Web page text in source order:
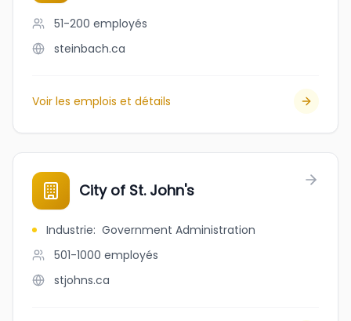
51-200 employés
steinbach.ca
Voir les emplois et détails
City of St. John's
Industrie: Government Administration
501-1000 employés
stjohns.ca